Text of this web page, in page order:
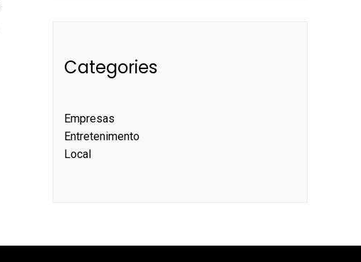
Categories
Empresas
Entretenimento
Local